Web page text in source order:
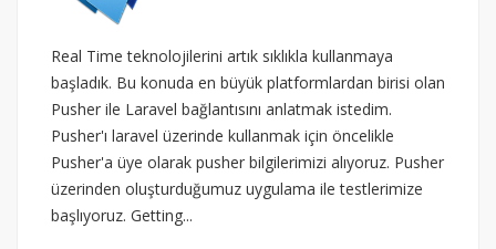
Real Time teknolojilerini artık sıklıkla kullanmaya
başladık. Bu konuda en büyük platformlardan birisi olan
Pusher ile Laravel bağlantısını anlatmak istedim.
Pusher'ı laravel üzerinde kullanmak için öncelikle
Pusher'a üye olarak pusher bilgilerimizi alıyoruz. Pusher
üzerinden oluşturduğumuz uygulama ile testlerimize
başlıyoruz. Getting...